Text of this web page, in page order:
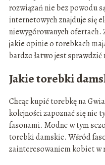
rozwiązań nie bez powodu
internetowych znajduje się
niewygórowanych ofertach.
jakie opinie o torebkach
bardzo łatwo jest sprawdzić
Jakie torebki
Chcąc kupić torebkę na
kolejności zapoznać się nie
fasonami. Modne w tym
torebki damskie. Wśród
zainteresowaniem kobiet w